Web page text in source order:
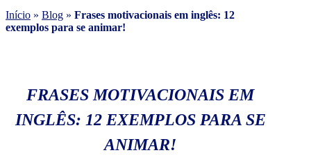
Início » Blog » Frases motivacionais em inglês: 12
exemplos para se animar!
FRASES MOTIVACIONAIS EM
INGLÊS: 12 EXEMPLOS PARA SE
ANIMAR!